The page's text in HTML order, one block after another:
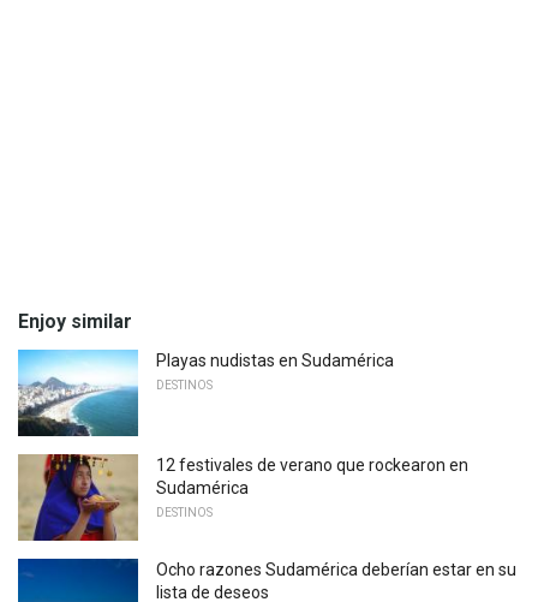
Enjoy similar
Playas nudistas en Sudamérica
DESTINOS
12 festivales de verano que rockearon en
Sudamérica
DESTINOS
Ocho razones Sudamérica deberían estar en su
lista de deseos